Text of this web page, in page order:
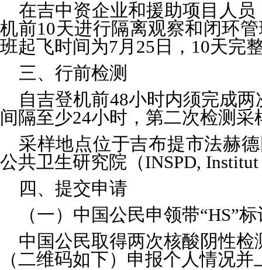
在吉中资企业和援助项目人
机前10天进行隔离观察和闭环
班起飞时间为7月25日，10天完
三、行前检测
自吉登机前48小时内须完成
间隔至少24小时，第二次检测
采样地点位于吉布提市法赫
公共卫生研究院（INSPD,
四、提交申请
（一）中国公民申领带“HS”
中国公民取得两次核酸阴性
（二维码如下）申报个人情况